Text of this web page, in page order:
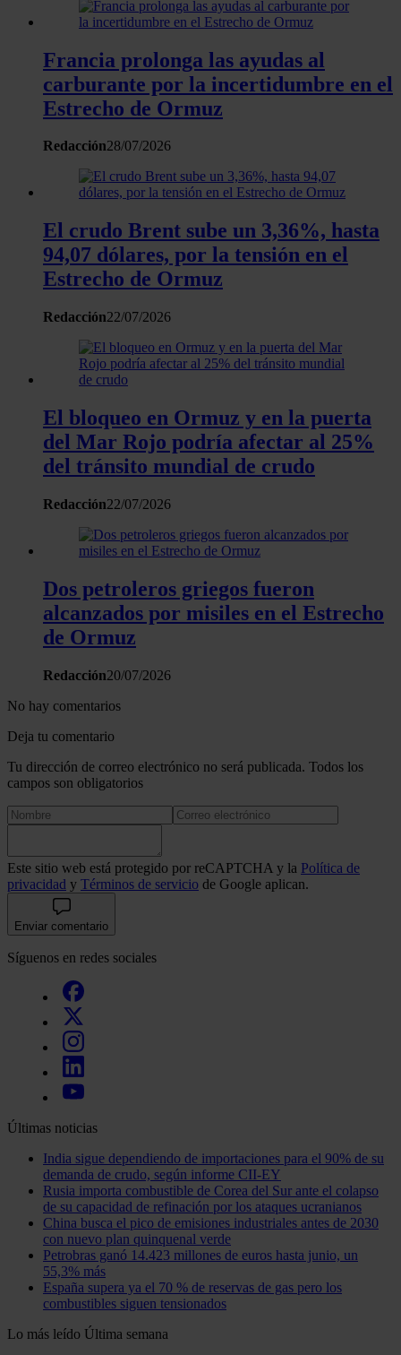
datos personales y establezca sus preferencias en la
sección de datos. Puede cambiar o retirar su
consentimiento en cualquier momento en la Declaración
de cookies.
Las cookies de este sitio web se usan para personalizar
información sobre el uso que haga del sitio web con
nuestros partners de redes sociales, publicidad y análisis
web, quienes pueden combinarla con otra información
que les haya proporcionado o que hayan recopilado a
partir del uso que haya hecho de sus servicios.
Francia prolonga las ayudas al
carburante por la incertidumbre en el
Estrecho de Ormuz
Redacción28/07/2026
El crudo Brent sube un 3,36%, hasta
94,07 dólares, por la tensión en el
Estrecho de Ormuz
Redacción22/07/2026
El bloqueo en Ormuz y en la puerta
del Mar Rojo podría afectar al 25%
del tránsito mundial de crudo
Redacción22/07/2026
Dos petroleros griegos fueron
alcanzados por misiles en el Estrecho
de Ormuz
Redacción20/07/2026
No hay comentarios
Deja tu comentario
Tu dirección de correo electrónico no será publicada. Todos los
campos son obligatorios
Este sitio web está protegido por reCAPTCHA y la Política de
privacidad y Términos de servicio de Google aplican.
Enviar comentario
Síguenos en redes sociales
Últimas noticias
India sigue dependiendo de importaciones para el 90% de su
demanda de crudo, según informe CII-EY
Rusia importa combustible de Corea del Sur ante el colapso
de su capacidad de refinación por los ataques ucranianos
China busca el pico de emisiones industriales antes de 2030
con nuevo plan quinquenal verde
Petrobras ganó 14.423 millones de euros hasta junio, un
55,3% más
España supera ya el 70 % de reservas de gas pero los
combustibles siguen tensionados
Lo más leído Última semana